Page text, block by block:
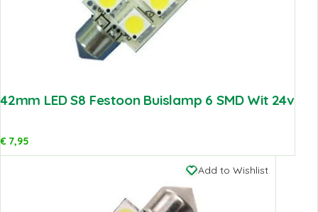
42mm LED S8 Festoon Buislamp 6 SMD Wit 24v
€7,95
Add to Wishlist